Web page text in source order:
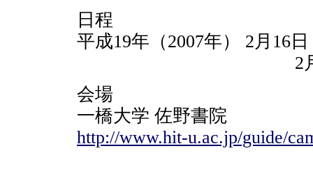
日程
平成19年（2007年） 2月16
2月17日（土
会場
一橋大学 佐野書院
http://www.hit-u.ac.jp/guide/